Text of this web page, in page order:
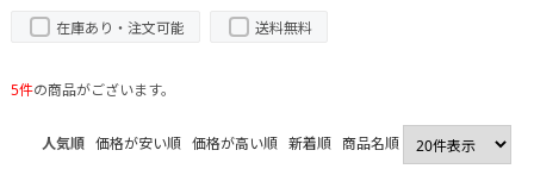
在庫あり・注文可能 送料無料
5件の商品がございます。
人気順 価格が安い順 価格が高い順 新着順 商品名順